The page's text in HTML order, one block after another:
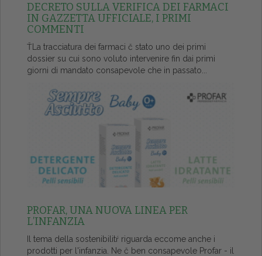
DECRETO SULLA VERIFICA DEI FARMACI
IN GAZZETTA UFFICIALE, I PRIMI
COMMENTI
ŤLa tracciatura dei farmaci č stato uno dei primi
dossier su cui sono voluto intervenire fin dai primi
giorni di mandato consapevole che in passato...
PROFAR, UNA NUOVA LINEA PER
L’INFANZIA
Il tema della sostenibilitŕ riguarda eccome anche i
prodotti per l'infanzia. Ne č ben consapevole Profar - il